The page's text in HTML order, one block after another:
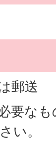
郵送
要な
い。